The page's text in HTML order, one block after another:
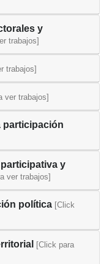
y
trabajos]
trabajos]
ver trabajos]
participación
y
ver trabajos]
política [Click
[Click para